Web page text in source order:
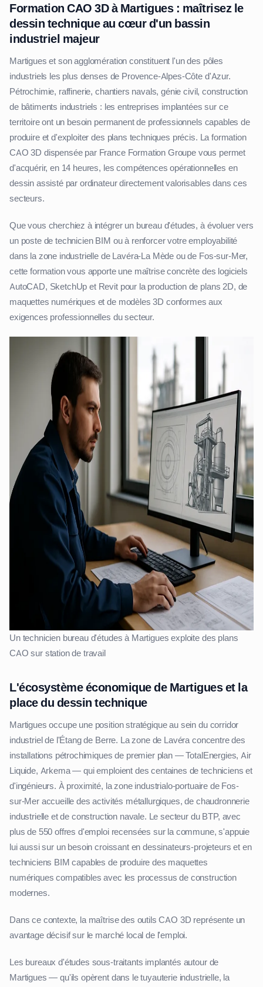
Formation CAO 3D à Martigues : maîtrisez le
dessin technique au cœur d'un bassin
industriel majeur
Martigues et son agglomération constituent l'un des pôles
industriels les plus denses de Provence-Alpes-Côte d'Azur.
Pétrochimie, raffinerie, chantiers navals, génie civil, construction
de bâtiments industriels : les entreprises implantées sur ce
territoire ont un besoin permanent de professionnels capables de
produire et d'exploiter des plans techniques précis. La formation
CAO 3D dispensée par France Formation Groupe vous permet
d'acquérir, en 14 heures, les compétences opérationnelles en
dessin assisté par ordinateur directement valorisables dans ces
secteurs.
Que vous cherchiez à intégrer un bureau d'études, à évoluer vers
un poste de technicien BIM ou à renforcer votre employabilité
dans la zone industrielle de Lavéra-La Mède ou de Fos-sur-Mer,
cette formation vous apporte une maîtrise concrète des logiciels
AutoCAD, SketchUp et Revit pour la production de plans 2D, de
maquettes numériques et de modèles 3D conformes aux
exigences professionnelles du secteur.
Un technicien bureau d'études à Martigues exploite des plans
CAO sur station de travail
L'écosystème économique de Martigues et la
place du dessin technique
Martigues occupe une position stratégique au sein du corridor
industriel de l'Étang de Berre. La zone de Lavéra concentre des
installations pétrochimiques de premier plan — TotalEnergies, Air
Liquide, Arkema — qui emploient des centaines de techniciens et
d'ingénieurs. À proximité, la zone industrialo-portuaire de Fos-
sur-Mer accueille des activités métallurgiques, de chaudronnerie
industrielle et de construction navale. Le secteur du BTP, avec
plus de 550 offres d'emploi recensées sur la commune, s'appuie
lui aussi sur un besoin croissant en dessinateurs-projeteurs et en
techniciens BIM capables de produire des maquettes
numériques compatibles avec les processus de construction
modernes.
Dans ce contexte, la maîtrise des outils CAO 3D représente un
avantage décisif sur le marché local de l'emploi.
Les bureaux d'études sous-traitants implantés autour de
Martigues — qu'ils opèrent dans le tuyauterie industrielle, la